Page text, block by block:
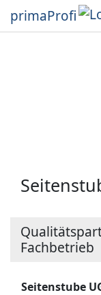
primaProfi
Fachbetrieb
Seitenstube